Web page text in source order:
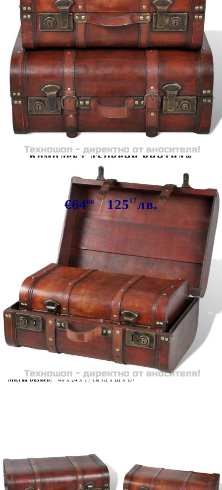
Сподели Tweet
Комплект дървени винтидж
сандъци, 2 бр
€6400 12517лв.
В наличност: 200 бр.
Безплатна доставка до адрес при плащане по банков път
Цвят:
Кафяв
Материал:
Шперплат
EAN code:
8718475856672
Голям размер:
45 x 31 x 20 см (Д x Ш x В)
Малък размер:
40 x 24 x 17 см (Д x Ш x В)
Extraction of information from credit institutions
Предоставената таблица е с информационна цел.
Добавете продукта в количката си с бутона "Добави в
количката" и при поръчка ще можете да изберете броя